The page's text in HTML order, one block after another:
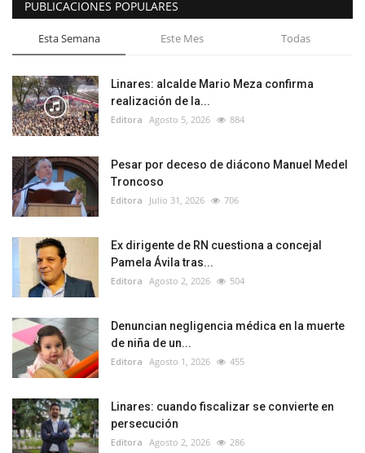
PUBLICACIONES POPULARES
Esta Semana Este Mes Todas
Linares: alcalde Mario Meza confirma
realización de la...
Editora Agosto 5, 2026 884
Pesar por deceso de diácono Manuel Medel
Troncoso
Editora Julio 31, 2026 706
Ex dirigente de RN cuestiona a concejal
Pamela Ávila tras...
Editora Agosto 2, 2026 504
Denuncian negligencia médica en la muerte
de niña de un...
Editora Agosto 1, 2026 455
Linares: cuando fiscalizar se convierte en
persecución
Editora Agosto 2, 2026 286